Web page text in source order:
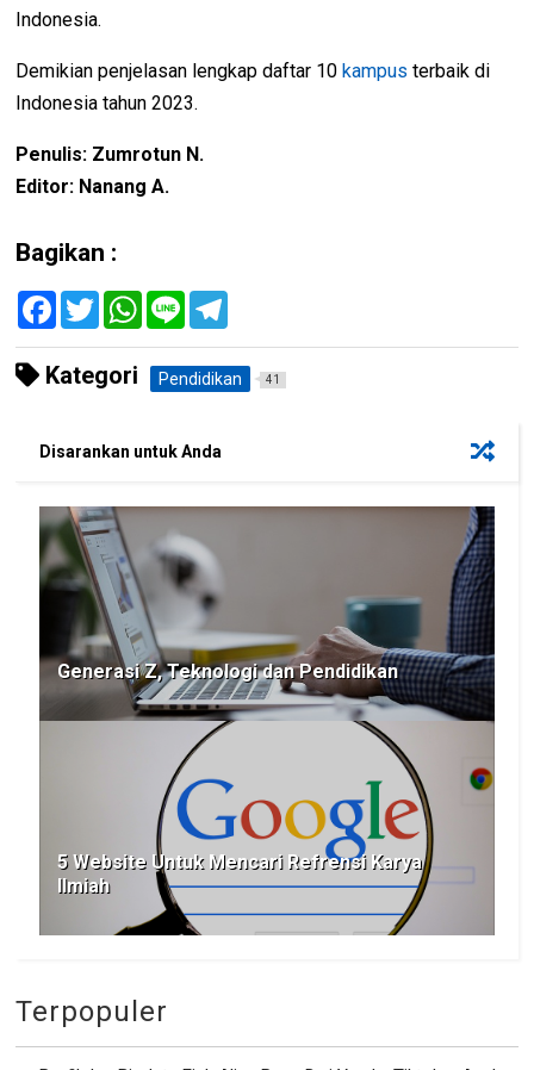
Indonesia.
Demikian penjelasan lengkap daftar 10kampus terbaik di
Indonesia tahun 2023.
Penulis: Zumrotun N.
Editor: Nanang A.
Bagikan :
F
a
b
T
w
t
W
A
L
g
r
Kategori Pendidikan 41
Disarankan untuk Anda
Generasi Z, Teknologi dan Pendidikan
5 Website Untuk Mencari Refrensi Karya
Ilmiah
Terpopuler